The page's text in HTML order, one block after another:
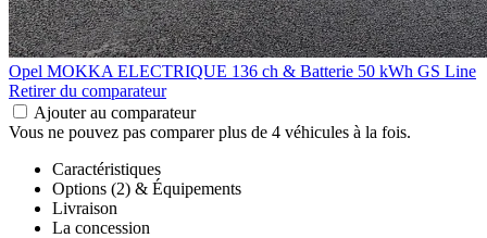
Opel MOKKA ELECTRIQUE 136 ch & Batterie 50 kWh GS Line
Retirer du comparateur
Ajouter au comparateur
Vous ne pouvez pas comparer plus de 4 véhicules à la fois.
Caractéristiques
Options (2) & Équipements
Livraison
La concession